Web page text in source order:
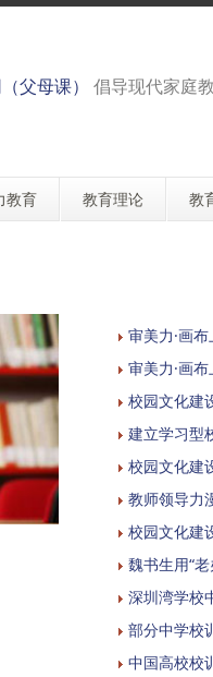
父母课） 倡导现代家庭
教育 教育理论 教
审美力·画
审美力·画
校园文化建
建立学习型
校园文化建
教师领导力
校园文化建
魏书生用“
深圳湾学校
部分中学校
中国高校校